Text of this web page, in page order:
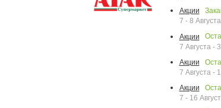
Акции
7 - 8
Акции
7 Августа -
Акции
7 Августа -
Акции
7 - 16